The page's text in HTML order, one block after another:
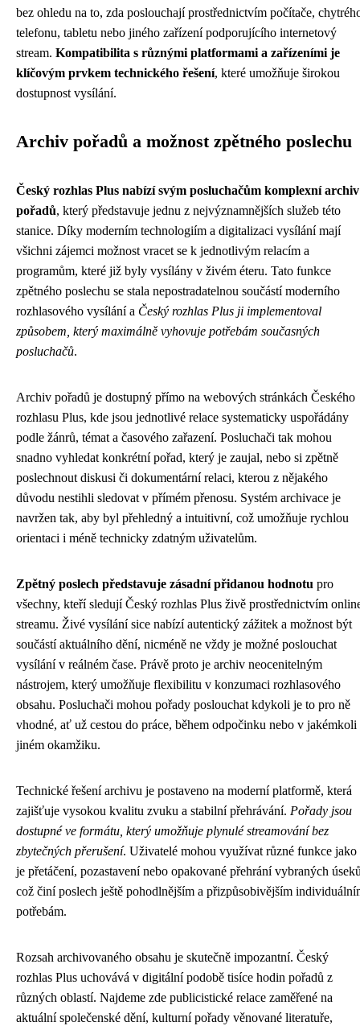
bez ohledu na to, zda poslouchají prostřednictvím počítače,
telefonu, tabletu nebo jiného zařízení podporujícího internetový
stream. Kompatibilita s různými platformami a zařízeními je
klíčovým prvkem technického řešení, které umožňuje širokou
dostupnost vysílání.
Archiv pořadů a možnost zpětného poslechu
Český rozhlas Plus nabízí svým posluchačům komplexní archiv
pořadů, který představuje jednu z nejvýznamnějších služeb této
stanice. Díky moderním technologiím a digitalizaci vysílání mají
všichni zájemci možnost vracet se k jednotlivým relacím a
programům, které již byly vysílány v živém éteru. Tato funkce
zpětného poslechu se stala nepostradatelnou součástí moderního
rozhlasového vysílání a Český rozhlas Plus ji implementoval
způsobem, který maximálně vyhovuje potřebám současných
posluchačů.
Archiv pořadů je dostupný přímo na webových stránkách Českého
rozhlasu Plus, kde jsou jednotlivé relace systematicky uspořádány
podle žánrů, témat a časového zařazení. Posluchači tak mohou
snadno vyhledat konkrétní pořad, který je zaujal, nebo si zpětně
poslechnout diskusi či dokumentární relaci, kterou z nějakého
důvodu nestihli sledovat v přímém přenosu. Systém archivace je
navržen tak, aby byl přehledný a intuitivní, což umožňuje rychlou
orientaci i méně technicky zdatným uživatelům.
Zpětný poslech představuje zásadní přidanou hodnotu pro
všechny, kteří sledují Český rozhlas Plus živě prostřednictvím
streamu. Živé vysílání sice nabízí autentický zážitek a možnost být
součástí aktuálního dění, nicméně ne vždy je možné poslouchat
vysílání v reálném čase. Právě proto je archiv neocenitelným
nástrojem, který umožňuje flexibilitu v konzumaci rozhlasového
obsahu. Posluchači mohou pořady poslouchat kdykoli je to pro ně
vhodné, ať už cestou do práce, během odpočinku nebo v jakémkoli
jiném okamžiku.
Technické řešení archivu je postaveno na moderní platformě, která
zajišťuje vysokou kvalitu zvuku a stabilní přehrávání. Pořady jsou
dostupné ve formátu, který umožňuje plynulé streamování bez
zbytečných přerušení. Uživatelé mohou využívat různé funkce jako
je přetáčení, pozastavení nebo opakované přehrání vybraných
což činí poslech ještě pohodlnějším a přizpůsobivějším
potřebám.
Rozsah archivovaného obsahu je skutečně impozantní. Český
rozhlas Plus uchovává v digitální podobě tisíce hodin pořadů z
různých oblastí. Najdeme zde publicistické relace zaměřené na
aktuální společenské dění, kulturní pořady věnované literatuře,